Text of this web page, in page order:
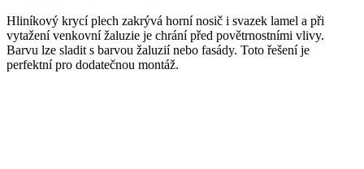
Hliníkový krycí plech zakrývá horní nosič i svazek lamel a při
vytažení venkovní žaluzie je chrání před povětrnostními vlivy.
Barvu lze sladit s barvou žaluzií nebo fasády. Toto řešení je
perfektní pro dodatečnou montáž.